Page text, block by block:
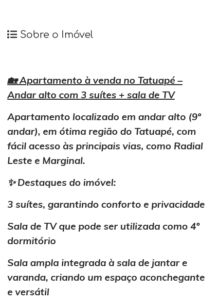
Sobre o Imóvel
🏡 Apartamento à venda no Tatuapé –
Andar alto com 3 suítes + sala de TV
Apartamento localizado em andar alto (9º
andar), em ótima região do Tatuapé, com
fácil acesso às principais vias, como Radial
Leste e Marginal.
✨ Destaques do imóvel:
3 suítes, garantindo conforto e privacidade
Sala de TV que pode ser utilizada como 4º
dormitório
Sala ampla integrada à sala de jantar e
varanda, criando um espaço aconchegante
e versátil